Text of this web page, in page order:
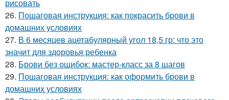
рисовать
26. Пошаговая инструкция: как покрасить брови в
домашних условиях
27. В 6 месяцев ацетабулярный угол 18,5 гр: что это
значит для здоровья ребенка
28. Брови без ошибок: мастер-класс за 8 шагов
29. Пошаговая инструкция: как оформить брови в
домашних условиях